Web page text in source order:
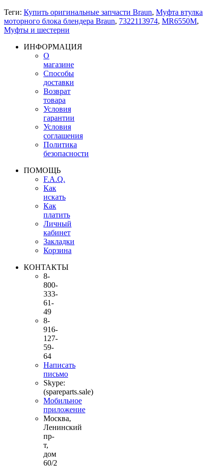
Теги: Купить оригинальные запчасти Braun, Муфта втулка
моторного блока блендера Braun, 7322113974, MR6550M,
Муфты и шестерни
ИНФОРМАЦИЯ
О
магазине
Способы
доставки
Возврат
товара
Условия
гарантии
Условия
соглашения
Политика
безопасности
ПОМОЩЬ
F.A.Q.
Как
искать
Как
платить
Личный
кабинет
Закладки
Корзина
КОНТАКТЫ
8-
800-
333-
61-
49
8-
916-
127-
59-
64
Написать
письмо
Skype:
(spareparts.sale)
Мобильное
приложение
Москва,
Ленинский
пр-
т,
дом
60/2